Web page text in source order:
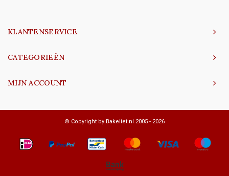
KLANTENSERVICE
CATEGORIEËN
MIJN ACCOUNT
© Copyright by Bakeliet.nl 2005 - 2026